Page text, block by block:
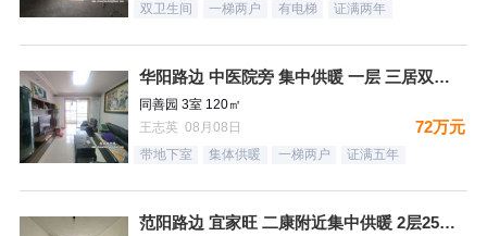
双卫生间 一梯两户 有电梯 证满两年
华阳路边 中医院旁 集中供暖 一层 三居双卫72万
同善园 3室 120㎡
王志英 08月08日
72万元
带地下室 集体供暖 一梯两户 证满五年
范阳路边 宜家旺 二康附近集中供暖 2层25万！